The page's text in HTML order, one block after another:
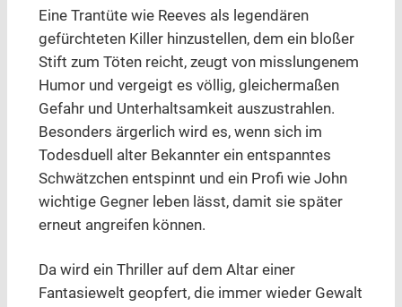
Eine Trantüte wie Reeves als legendären
gefürchteten Killer hinzustellen, dem ein bloßer
Stift zum Töten reicht, zeugt von misslungenem
Humor und vergeigt es völlig, gleichermaßen
Gefahr und Unterhaltsamkeit auszustrahlen.
Besonders ärgerlich wird es, wenn sich im
Todesduell alter Bekannter ein entspanntes
Schwätzchen entspinnt und ein Profi wie John
wichtige Gegner leben lässt, damit sie später
erneut angreifen können.
Da wird ein Thriller auf dem Altar einer
Fantasiewelt geopfert, die immer wieder Gewalt